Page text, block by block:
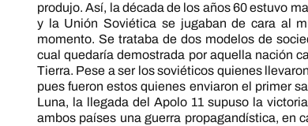
produjo. Así, la década de los años 60 estuvo
y la Unión Soviética se jugaban de cara al
momento. Se trataba de dos modelos de
cual quedaría demostrada por aquella nación
Tierra. Pese a ser los soviéticos quienes
pues fueron estos quienes enviaron el primer
Luna, la llegada del Apolo 11 supuso la
ambos países una guerra propagandística, en